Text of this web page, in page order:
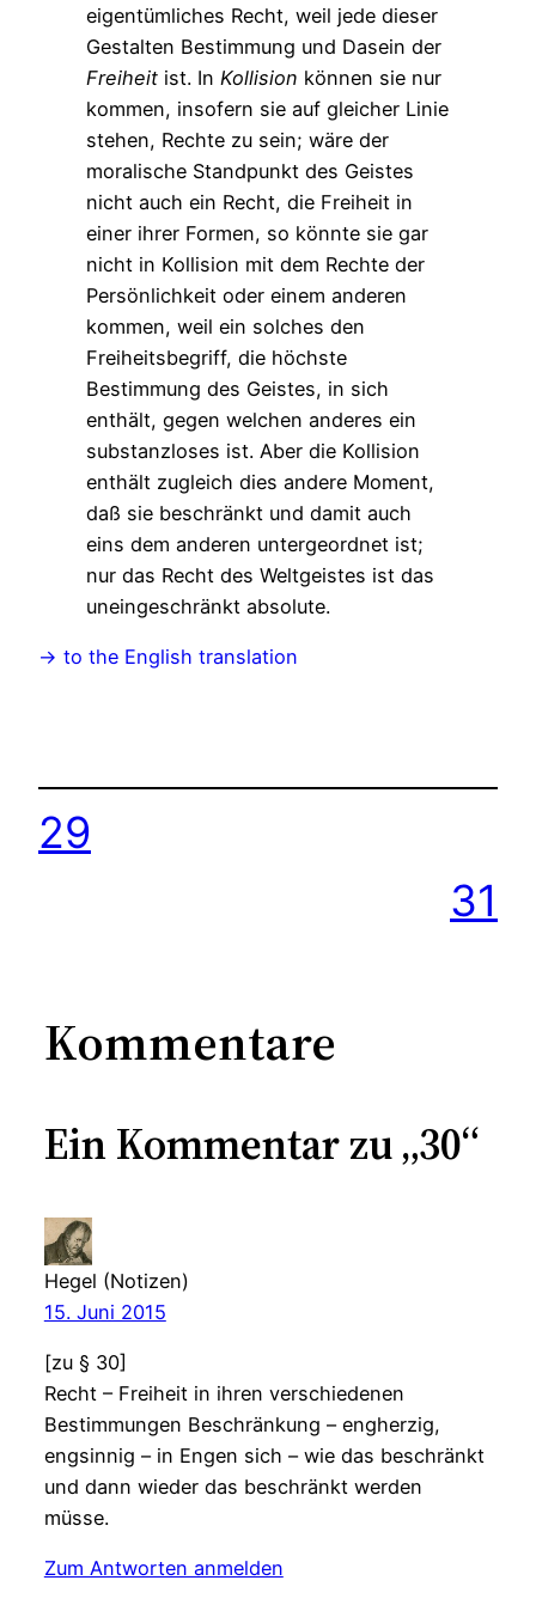
eigentümliches Recht, weil jede dieser
Gestalten Bestimmung und Dasein der
Freiheit ist. In Kollision können sie nur
kommen, insofern sie auf gleicher Linie
stehen, Rechte zu sein; wäre der
moralische Standpunkt des Geistes
nicht auch ein Recht, die Freiheit in
einer ihrer Formen, so könnte sie gar
nicht in Kollision mit dem Rechte der
Persönlichkeit oder einem anderen
kommen, weil ein solches den
Freiheitsbegriff, die höchste
Bestimmung des Geistes, in sich
enthält, gegen welchen anderes ein
substanzloses ist. Aber die Kollision
enthält zugleich dies andere Moment,
daß sie beschränkt und damit auch
eins dem anderen untergeordnet ist;
nur das Recht des Weltgeistes ist das
uneingeschränkt absolute.
-> to the English translation
29
31
Kommentare
Ein Kommentar zu „30“
Hegel (Notizen)
15. Juni 2015
[zu § 30]
Recht – Freiheit in ihren verschiedenen
Bestimmungen Beschränkung – engherzig,
engsinnig – in Engen sich – wie das beschränkt
und dann wieder das beschränkt werden
müsse.
Zum Antworten anmelden